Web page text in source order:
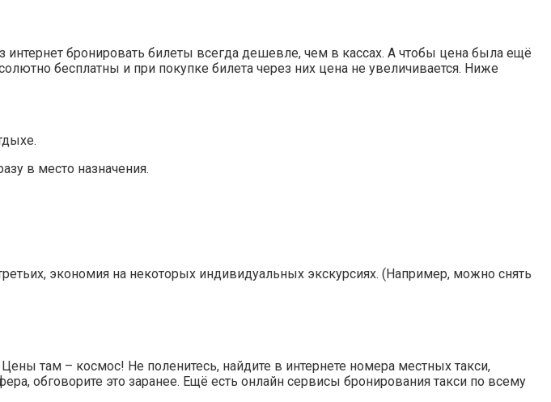
интернет бронировать билеты всегда дешевле, чем в кассах. А чтобы цена была ещё
бесплатны и при покупке билета через них цена не увеличивается. Ниже
в место назначения.
экономия на некоторых индивидуальных экскурсиях. (Например, можно снять
там – космос! Не поленитесь, найдите в интернете номера местных такси,
обговорите это заранее. Ещё есть онлайн сервисы бронирования такси по всему